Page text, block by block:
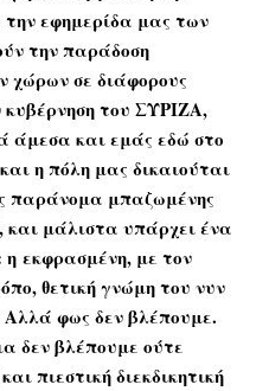
την εφημερίδα μας των
την παράδοση
χώρων σε διάφορους
του ΣΥΡΙΖΑ,
άμεσα και εμάς εδώ στο
η πόλη μας δικαιούται
παράνομα μπαζωμένης
και μάλιστα υπάρχει ένα
η εκφρασμένη, με τον
θετική γνώμη του νυν
φως δεν βλέπουμε.
δεν βλέπουμε ούτε
πιεστική διεκδικητική